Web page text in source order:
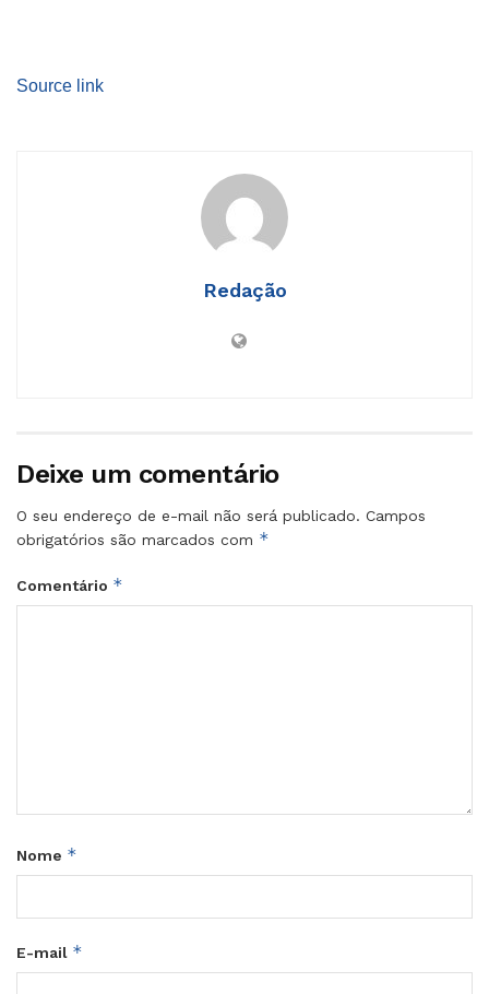
Source link
Redação
Deixe um comentário
O seu endereço de e-mail não será publicado. Campos
obrigatórios são marcados com *
Comentário *
Nome *
E-mail *